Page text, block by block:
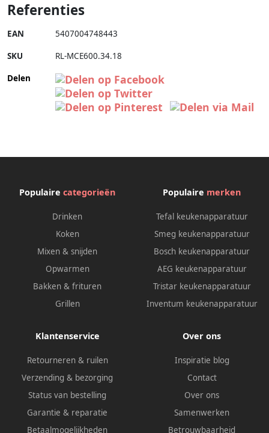
Referenties
EAN 5407004748443
SKU RL-MCE600.34.18
Delen
Populaire categorieën
Drinken
Koken
Mixen & snijden
Opwarmen
Bakken & frituren
Grillen
Populaire merken
Tefal keukenapparatuur
Smeg keukenapparatuur
Bosch keukenapparatuur
AEG keukenapparatuur
Tristar keukenapparatuur
Inventum keukenapparatuur
Klantenservice
Retourneren & ruilen
Verzending & bezorging
Status van bestelling
Garantie & reparatie
Betaalmogelijkheden
Over ons
Inspiratie blog
Contact
Over ons
Samenwerken
Betrouwbaarheid